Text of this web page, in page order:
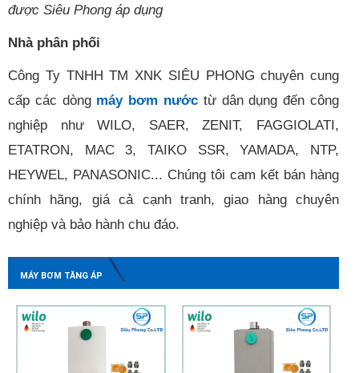
được Siêu Phong áp dụng
Nhà phân phối
Công Ty TNHH TM XNK SIÊU PHONG chuyên cung
cấp các dòng máy bơm nước từ dân dụng đến công
nghiệp như WILO, SAER, ZENIT, FAGGIOLATI,
ETATRON, MAC 3, TAIKO SSR, YAMADA, NTP,
HEYWEL, PANASONIC... Chúng tôi cam kết bán hàng
chính hãng, giá cả cạnh tranh, giao hàng chuyên
nghiệp và bảo hành chu đáo.
MÁY BƠM TĂNG ÁP